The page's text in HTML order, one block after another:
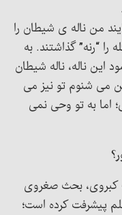
من ناله ی شیطان را
“رنه” گذاشتند. به
این ناله، ناله شیطان
می شنوم تو نیز می
اما به تو وحی نمی
بحث صغروی
پیشرفت کرده است؛